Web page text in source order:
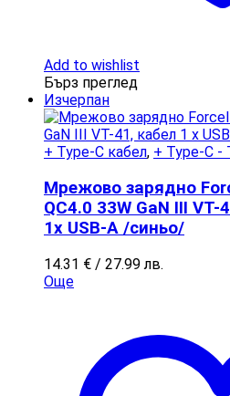
Add to wishlist
Бърз преглед
Изчерпан
+ Type-C кабел, + Type-C -
Мрежово зарядно
QC4.0 33W GaN III VT-
1x USB-A /синьо/
14.31 € / 27.99 лв.
Още